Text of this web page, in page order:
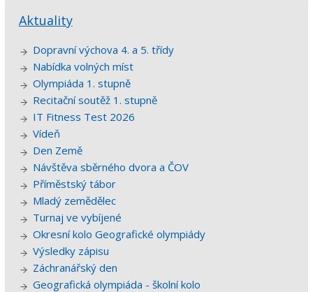
Aktuality
Dopravní výchova 4. a 5. třídy
Nabídka volných míst
Olympiáda 1. stupně
Recitační soutěž 1. stupně
IT Fitness Test 2026
Vídeň
Den Země
Návštěva sběrného dvora a ČOV
Příměstský tábor
Mladý zemědělec
Turnaj ve vybíjené
Okresní kolo Geografické olympiády
Výsledky zápisu
Záchranářský den
Geografická olympiáda - školní kolo